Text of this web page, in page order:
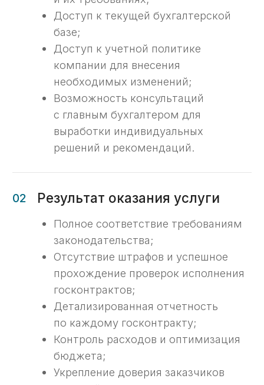
Работа с первичными
расходными документами
Обеспечиваем правильное
оформление и ведение первичных
расходных документов, что
гарантирует корректность учета
и соблюдение нормативов.
законодательства и помогаем
внедрить их в практику вашей
организации.
Консультации
по законодательству
05